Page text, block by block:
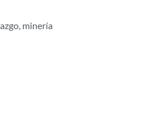
, minería